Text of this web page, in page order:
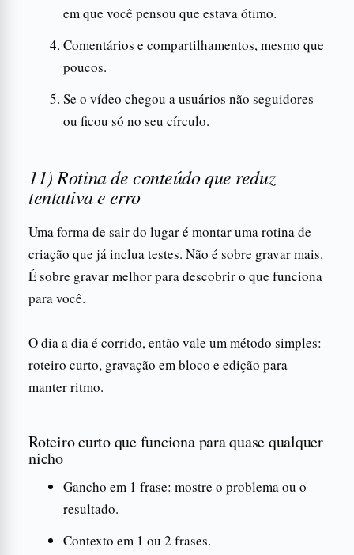
em que você pensou que estava ótimo.
Comentários e compartilhamentos, mesmo que
poucos.
Se o vídeo chegou a usuários não seguidores
ou ficou só no seu círculo.
11) Rotina de conteúdo que reduz
tentativa e erro
Uma forma de sair do lugar é montar uma rotina de
criação que já inclua testes. Não é sobre gravar mais.
É sobre gravar melhor para descobrir o que funciona
para você.
O dia a dia é corrido, então vale um método simples:
roteiro curto, gravação em bloco e edição para
manter ritmo.
Roteiro curto que funciona para quase qualquer
nicho
Gancho em 1 frase: mostre o problema ou o
resultado.
Contexto em 1 ou 2 frases.